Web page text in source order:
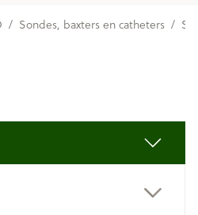
/ Sondes, baxters en catheters /